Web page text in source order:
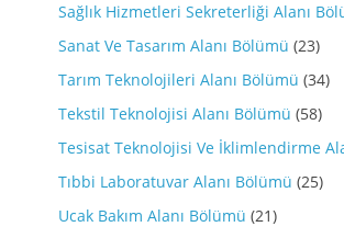
Sağlık Hizmetleri Sekreterliği Alanı
Sanat Ve Tasarım Alanı Bölümü (23)
Tarım Teknolojileri Alanı Bölümü (34)
Tekstil Teknolojisi Alanı Bölümü (58)
Tesisat Teknolojisi Ve İklimlendirme
Tıbbi Laboratuvar Alanı Bölümü (25)
Ucak Bakım Alanı Bölümü (21)